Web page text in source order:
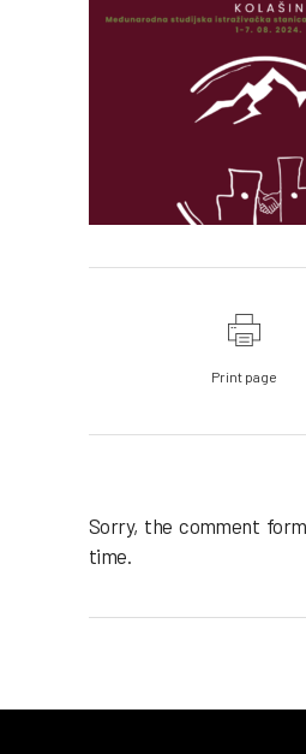
Print page
Sorry, the comment
time.